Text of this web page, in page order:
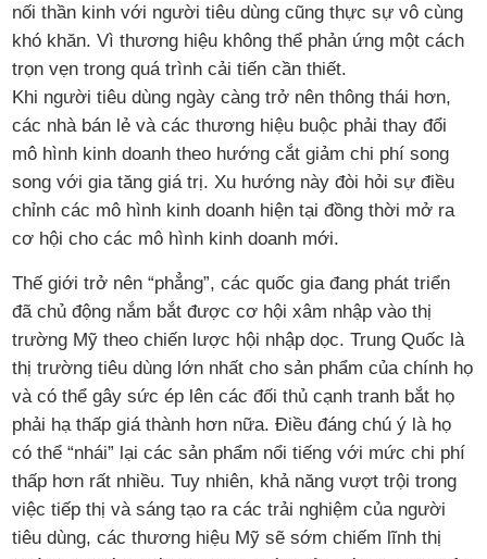
nối thần kinh với người tiêu dùng cũng thực sự vô cùng
khó khăn. Vì thương hiệu không thể phản ứng một cách
trọn vẹn trong quá trình cải tiến cần thiết.
Khi người tiêu dùng ngày càng trở nên thông thái hơn,
các nhà bán lẻ và các thương hiệu buộc phải thay đổi
mô hình kinh doanh theo hướng cắt giảm chi phí song
song với gia tăng giá trị. Xu hướng này đòi hỏi sự điều
chỉnh các mô hình kinh doanh hiện tại đồng thời mở ra
cơ hội cho các mô hình kinh doanh mới.
Thế giới trở nên “phẳng”, các quốc gia đang phát triển
đã chủ động nắm bắt được cơ hội xâm nhập vào thị
trường Mỹ theo chiến lược hội nhập dọc. Trung Quốc là
thị trường tiêu dùng lớn nhất cho sản phẩm của chính họ
và có thể gây sức ép lên các đối thủ cạnh tranh bắt họ
phải hạ thấp giá thành hơn nữa. Điều đáng chú ý là họ
có thể “nhái” lại các sản phẩm nổi tiếng với mức chi phí
thấp hơn rất nhiều. Tuy nhiên, khả năng vượt trội trong
việc tiếp thị và sáng tạo ra các trải nghiệm của người
tiêu dùng, các thương hiệu Mỹ sẽ sớm chiếm lĩnh thị